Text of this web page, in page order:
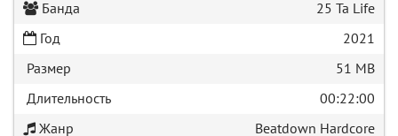
Банда
25 Ta Life
Год
2021
Размер
51 MB
Длительность
00:22:00
Жанр
Beatdown Hardcore